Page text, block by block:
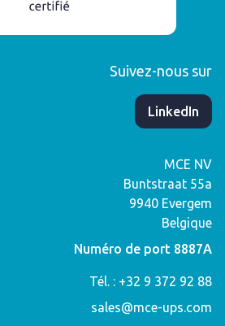
Suivez-nous sur
​LinkedIn
MCE NV
Buntstraat 55a
9940 Evergem
Belgique
Numéro de port 8887A
Tél. : +32 9 372 92 88
sales@mce-ups.com